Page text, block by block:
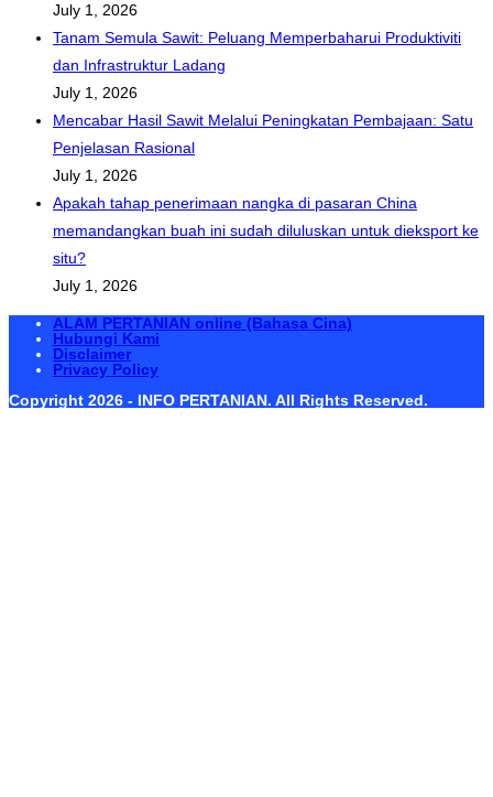
July 1, 2026
Tanam Semula Sawit: Peluang Memperbaharui Produktiviti
dan Infrastruktur Ladang
July 1, 2026
Mencabar Hasil Sawit Melalui Peningkatan Pembajaan: Satu
Penjelasan Rasional
July 1, 2026
Apakah tahap penerimaan nangka di pasaran China
memandangkan buah ini sudah diluluskan untuk dieksport ke
situ?
July 1, 2026
ALAM PERTANIAN online (Bahasa Cina)
Hubungi Kami
Disclaimer
Privacy Policy
Copyright 2026 - INFO PERTANIAN. All Rights Reserved.